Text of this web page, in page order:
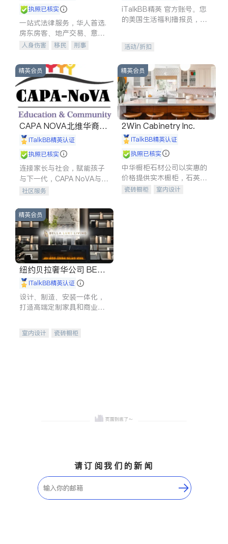
执照已核实
一站式法律服务，华人首选.
房东房客、地产交易、意外
伤害、车祸重伤、商业诉
建筑合同、刑事案件全包办
人身伤害 移民
刑事
信托/遗嘱
商业
索赔
律师-其它 保释
iTalkBB精英 官方账号。您
的美国生活福利播报员，精
专属福利。
活动/折扣
精英会员
CAPA NOVA北维华裔家
长会iTalkBB精英认证
执照已核实
连接家长与社会，赋能孩子
与下一代，CAPA NoVA与您
携手建设包容、公平、充满
社区服务
精英会员
2Win Cabinetry Inc.
iTalkBB精英认证
执照已核实
中华橱柜石材公司以实惠的
价格提供实木橱柜，石英石
台面，多种优质不锈钢水
瓷砖橱柜
室内设计
精英会员
纽约贝拉奢华公司 BELL
A LUXE
iTalkBB精英认证
设计、制造、安装一体化，
打造高端定制家具和商业空
室内设计
瓷砖橱柜
请订阅我们的新闻